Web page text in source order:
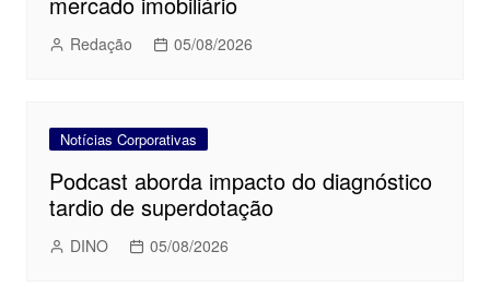
Redação 05/08/2026
Notícias Corporativas
Podcast aborda impacto do diagnóstico
tardio de superdotação
DINO 05/08/2026